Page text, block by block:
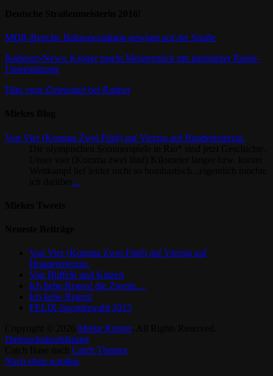
MDR-Bericht: Bahnspezialistin gewinnt auf der Straße
Radsport-News: Kröger macht Meisterstück mit lautstarker Radio-
Unterstützung
Film vom Zieleinlauf bei Radnet
Von Vier (Komma Zwei Fünf) auf Vierzig auf Hundertvierzig.
...
Von Vier (Komma Zwei Fünf) auf Vierzig auf
Hundertvierzig.
Von Büffeln und Katzen
Ich liebe Regen! die Zweite…
Ich liebe Regen!
FELIX-Sportlerwahl 2015
Mieke Kröger. All Rights Reserved.
Datenschutzerklärung
Catch Themes
Nach oben scrollen